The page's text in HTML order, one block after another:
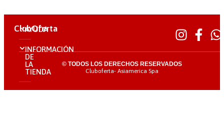
ClubOferta
AYUDA
INFORMACIÓN
DE
LA
TIENDA
© TODOS LOS DERECHOS RESERVADOS
Cluboferta- Asiamerica Spa